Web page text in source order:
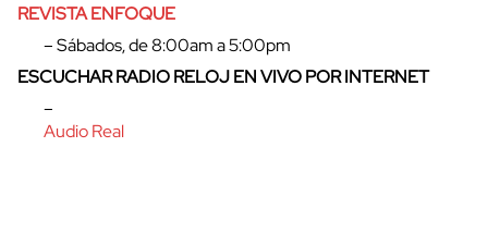
REVISTA ENFOQUE
– Sábados, de 8:00am a 5:00pm
ESCUCHAR RADIO RELOJ EN VIVO POR INTERNET
–
Audio Real